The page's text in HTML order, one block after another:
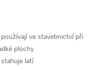
ve stavebnictví při
plochy
latí